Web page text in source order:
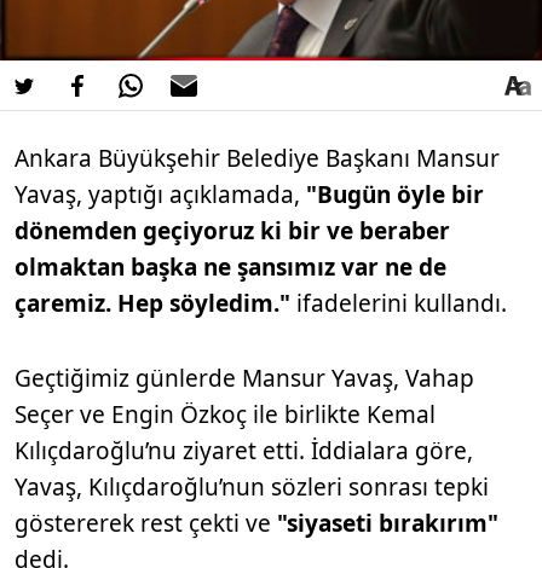
Ankara Büyükşehir Belediye Başkanı Mansur
Yavaş, yaptığı açıklamada, "Bugün öyle bir
dönemden geçiyoruz ki bir ve beraber
olmaktan başka ne şansımız var ne de
çaremiz. Hep söyledim." ifadelerini kullandı.
Geçtiğimiz günlerde Mansur Yavaş, Vahap
Seçer ve Engin Özkoç ile birlikte Kemal
Kılıçdaroğlu’nu ziyaret etti. İddialara göre,
Yavaş, Kılıçdaroğlu’nun sözleri sonrası tepki
göstererek rest çekti ve "siyaseti bırakırım"
dedi.